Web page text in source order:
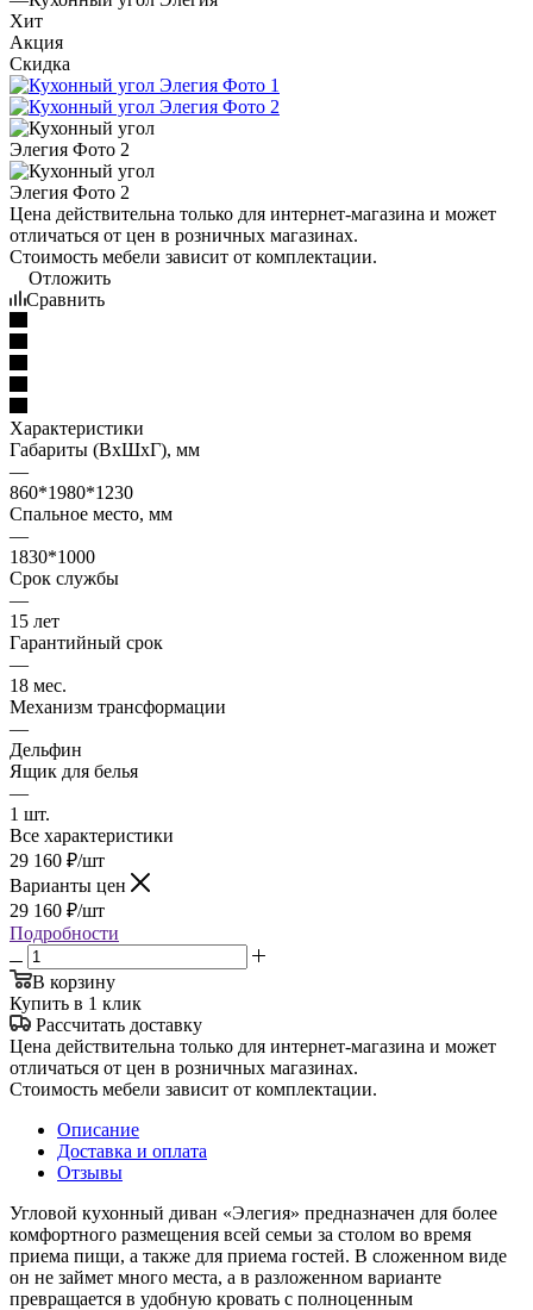
Хит
Акция
Скидка
Цена действительна только для интернет-магазина и может
отличаться от цен в розничных магазинах.
Стоимость мебели зависит от комплектации.
Отложить
Сравнить
Характеристики
Габариты (ВхШхГ), мм
—
860*1980*1230
Спальное место, мм
—
1830*1000
Срок службы
—
15 лет
Гарантийный срок
—
18 мес.
Механизм трансформации
—
Дельфин
Ящик для белья
—
1 шт.
Все характеристики
29 160 ₽/шт
Варианты цен
29 160 ₽/шт
Подробности
В корзину
Купить в 1 клик
Рассчитать доставку
Цена действительна только для интернет-магазина и может
отличаться от цен в розничных магазинах.
Стоимость мебели зависит от комплектации.
Описание
Доставка и оплата
Отзывы
Угловой кухонный диван «Элегия» предназначен для более
комфортного размещения всей семьи за столом во время
приема пищи, а также для приема гостей. В сложенном виде
он не займет много места, а в разложенном варианте
превращается в удобную кровать с полноценным